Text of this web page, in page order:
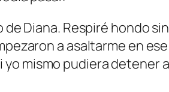
Diana. Respiré hondo
a asaltarme en
mismo pudiera detener